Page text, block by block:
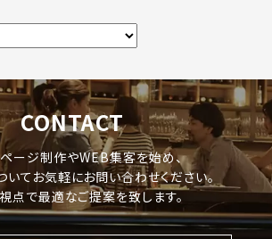
CONTACT
ージ制作やWEB集客を始め、
てお気軽にお問い合わせください。
点で最適なご提案を致します。